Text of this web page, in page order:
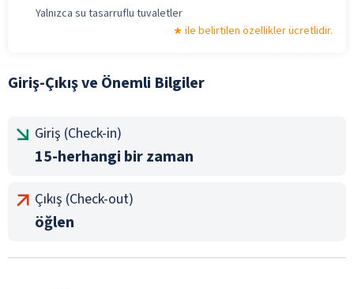
Yalnızca su tasarruflu tuvaletler
ile belirtilen özellikler ücretlidir.
Giriş-Çıkış ve Önemli Bilgiler
Giriş (Check-in)
15-herhangi bir zaman
Çıkış (Check-out)
öğlen